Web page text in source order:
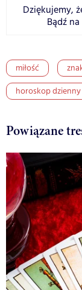
Dziękujemy,
Bądź
miłość
horoskop dzienny
Powiązane